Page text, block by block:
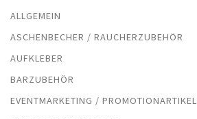
ALLGEMEIN
ASCHENBECHER / RAUCHERZUBEHÖR
AUFKLEBER
BARZUBEHÖR
EVENTMARKETING / PROMOTIONARTIKEL